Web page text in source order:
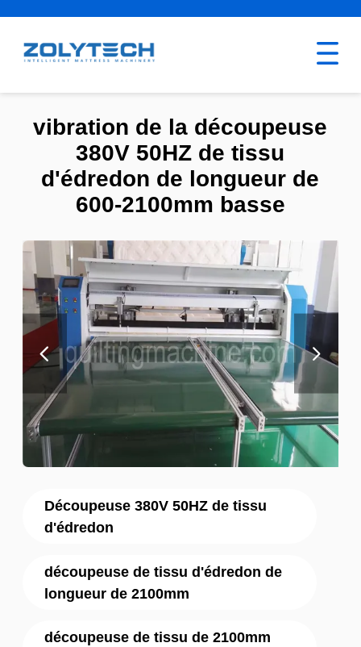
Découpeuse 380V 50HZ de tissu
d'édredon
découpeuse de tissu d'édredon de
longueur de 2100mm
découpeuse de tissu de 2100mm
vibration de la découpeuse
380V 50HZ de tissu
d'édredon de longueur de
600-2100mm basse